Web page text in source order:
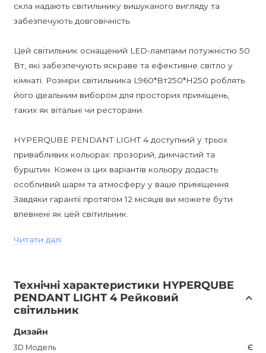
скла надають світильнику вишуканого вигляду та
забезпечують довговічність.
Цей світильник оснащений LED-лампами потужністю 50
Вт, які забезпечують яскраве та ефективне світло у
кімнаті. Розміри світильника L960*Вт250*H250 роблять
його ідеальним вибором для просторих приміщень,
таких як вітальні чи ресторани.
HYPERQUBE PENDANT LIGHT 4 доступний у трьох
привабливих кольорах: прозорий, димчастий та
бурштин. Кожен із цих варіантів кольору додасть
особливий шарм та атмосферу у ваше приміщення.
Завдяки гарантії протягом 12 місяців ви можете бути
впевнені як цей світильник.
Світильник також має можливість димування при
від вашого настрою. Завдяки класу захисту IP20
світильник не піддається впливу вологи і може бути
використаний всередині приміщень.
HYPERQUBE PENDANT LIGHT 4 – це ідеальний вибір для
Читати далі
Технічні характеристики HYPERQUBE
PENDANT LIGHT 4 Рейковий
світильник
Дизайн
3D Модель Є